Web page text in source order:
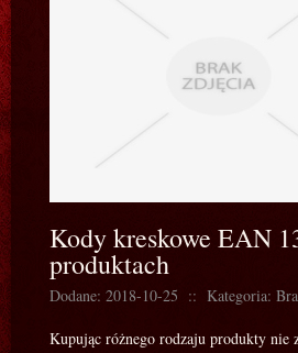
Kody kreskowe EAN
produktach
Dodane: 2018-10-25 :: Kategoria:
Kupując różnego rodzaju produkty nie